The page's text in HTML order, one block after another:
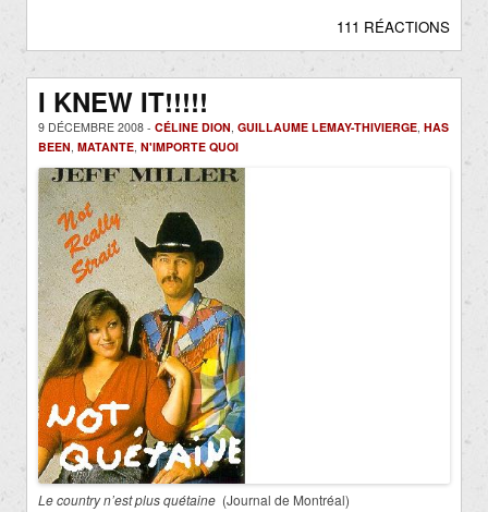
111 RÉACTIONS
I KNEW IT!!!!!
9 DÉCEMBRE 2008 - CÉLINE DION GUILLAUME LEMAY-THIVIERGE HAS
BEEN MATANTE N'IMPORTE QUOI
Le country n’est plus quétaine (Journal de Montréal)